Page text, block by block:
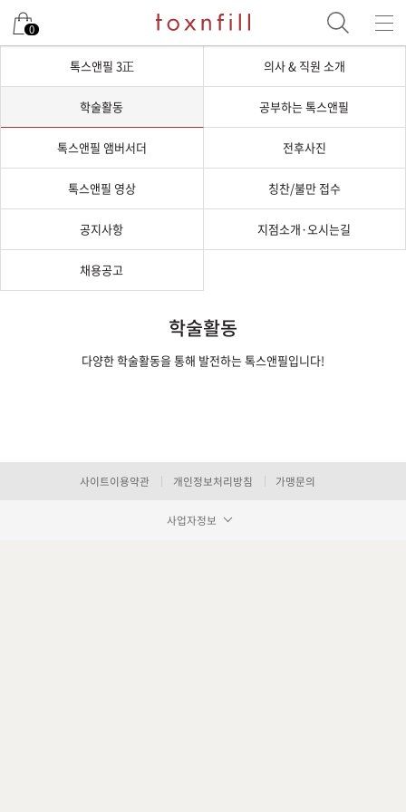
0
톡스앤필 3正 의사 & 직원 소개
학술활동 공부하는 톡스앤필
톡스앤필 앰버서더 전후사진
톡스앤필 영상 칭찬/불만 접수
공지사항 지점소개·오시는길
채용공고
학술활동
다양한 학술활동을 통해 발전하는 톡스앤필입니다!
사이트이용약관 개인정보처리방침 가맹문의
사업자정보